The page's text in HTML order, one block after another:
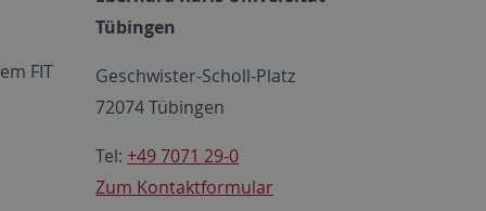
FIT
Tübingen
Geschwister-Scholl-Platz
72074 Tübingen
Tel: +49 7071 29-0
Zum Kontaktformular